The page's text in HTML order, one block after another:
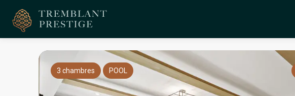
3 chambres POOL